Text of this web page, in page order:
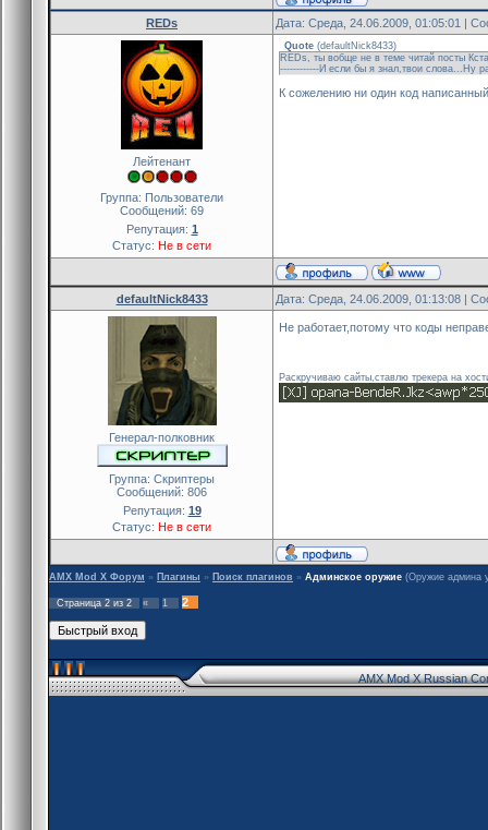
REDs Дата: Среда, 24.06.2009, 01:05:01 |
Лейтенант
Группа: Пользователи
Сообщений: 69
Репутация: 1
Статус: Не в сети
Quote (defaultNick8433)
REDs, ты вобще не в теме читай посты
------------И если бы я знал,твои слова...Ну
К сожелению ни один код
defaultNick8433 Дата: Среда, 24.06.2009, 01:13:08 |
Генерал-полковник
Группа: Скриптеры
Сообщений: 806
Репутация: 19
Статус: Не в сети
Не работает,потому что коды
Раскручиваю сайты,ставлю трекера на
AMX Mod X Форум » Плагины » Поиск плагинов » Админское оружие (Оружие админа
Страница 2 из 2 « 1 2
AMX Mod X Russian